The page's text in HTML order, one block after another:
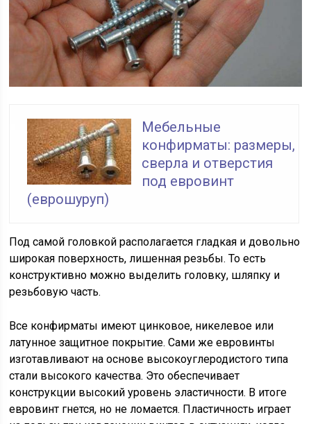
Мебельные
конфирматы: размеры,
сверла и отверстия
под евровинт
(еврошуруп)
Под самой головкой располагается гладкая и довольно
широкая поверхность, лишенная резьбы. То есть
конструктивно можно выделить головку, шляпку и
резьбовую часть.
Все конфирматы имеют цинковое, никелевое или
латунное защитное покрытие. Сами же евровинты
изготавливают на основе высокоуглеродистого типа
стали высокого качества. Это обеспечивает
конструкции высокий уровень эластичности. В итоге
евровинт гнется, но не ломается. Пластичность играет